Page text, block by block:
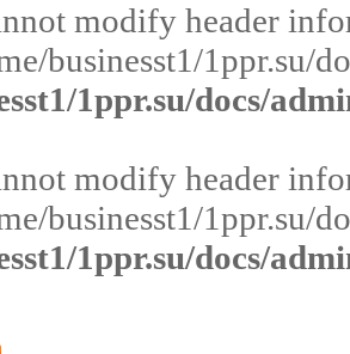
modify header
businesst1/1ppr.su/
1ppr.su/docs/
modify header
businesst1/1ppr.su/
1ppr.su/docs/